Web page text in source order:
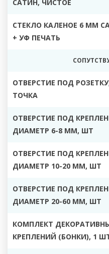
САТИН, ЧИСТОЕ
СТЕКЛО КАЛЕНОЕ 6 ММ
+ УФ ПЕЧАТЬ
ОТВЕРСТИЕ ПОД
ТОЧКА
ОТВЕРСТИЕ ПОД
ДИАМЕТР 6-8 ММ, ШТ
ОТВЕРСТИЕ ПОД
ДИАМЕТР 10-20 ММ, ШТ
ОТВЕРСТИЕ ПОД
ДИАМЕТР 20-60 ММ, ШТ
КОМПЛЕКТ
КРЕПЛЕНИЙ (БОНКИ), 1